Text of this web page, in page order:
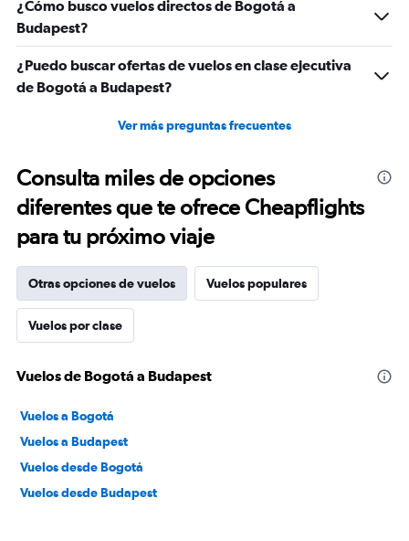
1500.
¿Cómo busco vuelos directos de Bogotá a
Budapest?
¿Puedo buscar ofertas de vuelos en clase ejecutiva
de Bogotá a Budapest?
Ver más preguntas frecuentes
Consulta miles de opciones
diferentes que te ofrece Cheapflights
para tu próximo viaje
Otras opciones de vuelos Vuelos populares
Vuelos por clase
Vuelos de Bogotá a Budapest
Vuelos a Bogotá
Vuelos a Budapest
Vuelos desde Bogotá
Vuelos desde Budapest